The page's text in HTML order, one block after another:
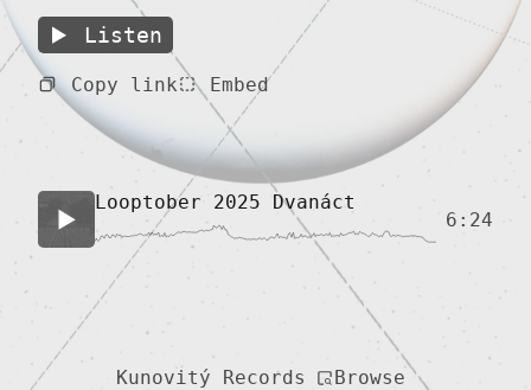
Listen
Copy link Embed
Looptober 2025 Dvanáct
6:24
Kunovitý Records Browse